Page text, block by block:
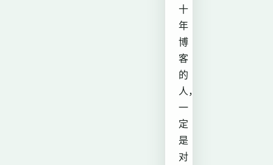
十
年
博
客
的
人，
一
定
是
对